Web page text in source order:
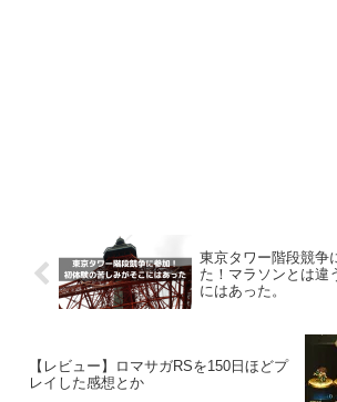
東京タワー階段競争
た！マラソンとは違
にはあった。
【レビュー】ロマサガRSを150日ほどプ
レイした感想とか